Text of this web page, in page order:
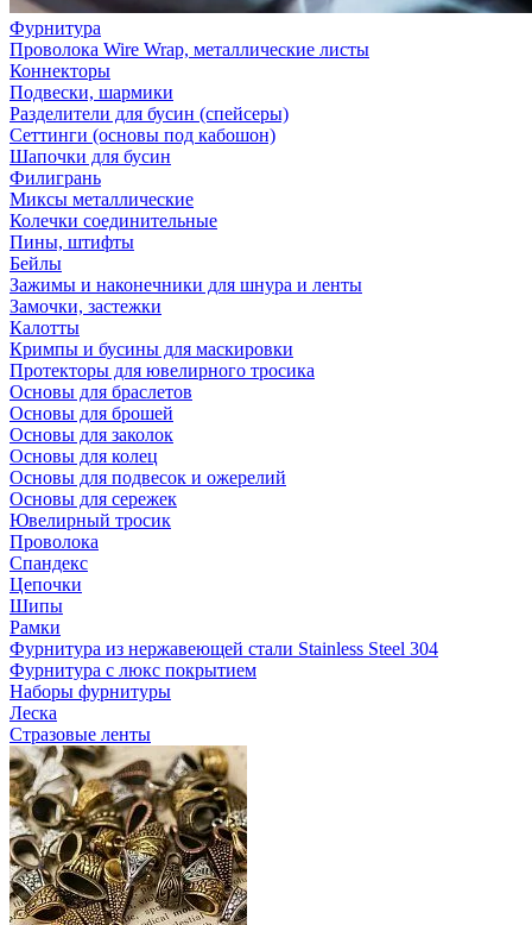
Фурнитура
Проволока Wire Wrap, металлические листы
Коннекторы
Подвески, шармики
Разделители для бусин (спейсеры)
Сеттинги (основы под кабошон)
Шапочки для бусин
Филигрань
Миксы металлические
Колечки соединительные
Пины, штифты
Бейлы
Зажимы и наконечники для шнура и ленты
Замочки, застежки
Калотты
Кримпы и бусины для маскировки
Протекторы для ювелирного тросика
Основы для браслетов
Основы для брошей
Основы для заколок
Основы для колец
Основы для подвесок и ожерелий
Основы для сережек
Ювелирный тросик
Проволока
Спандекс
Цепочки
Шипы
Рамки
Фурнитура из нержавеющей стали Stainless Steel 304
Фурнитура с люкс покрытием
Наборы фурнитуры
Леска
Стразовые ленты